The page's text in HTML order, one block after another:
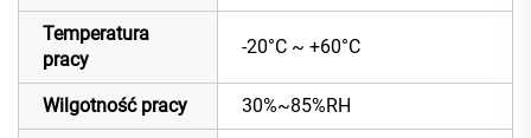
Temperatura
pracy
-20°C ~ +60°C
Wilgotność pracy 30%~85%RH